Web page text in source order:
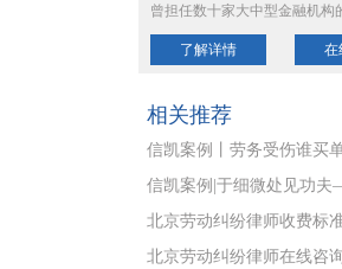
曾担任数十家大中型金融机构
了解详情 在
相关推荐
信凯案例丨劳务受伤谁买
师助当事人获全额赔偿
信凯案例|于细微处见功
帮退休职工打赢劳动官司
北京劳动纠纷律师收费标
北京劳动纠纷律师在线咨